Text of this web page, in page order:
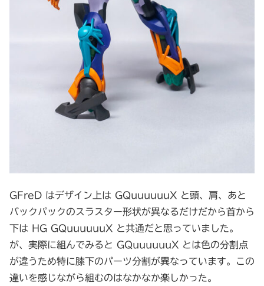
GFreD はデザイン上は GQuuuuuuX と頭、肩、あと
バックパックのスラスター形状が異なるだけだから首から
下は HG GQuuuuuuX と共通だと思っていました。
が、実際に組んでみると GQuuuuuuX とは色の分割点
が違うため特に膝下のパーツ分割が異なっています。この
違いを感じながら組むのはなかなか楽しかった。